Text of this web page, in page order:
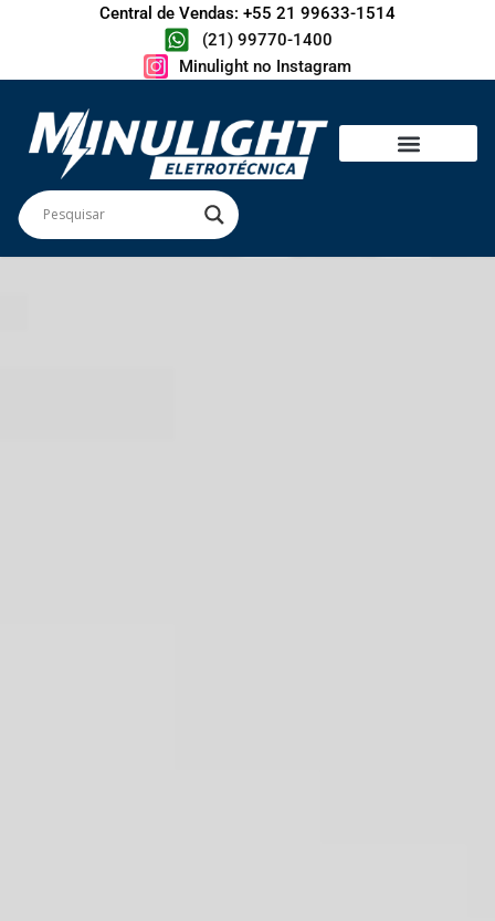
Central de Vendas: +55 21 99633-1514
(21) 99770-1400
Minulight no Instagram